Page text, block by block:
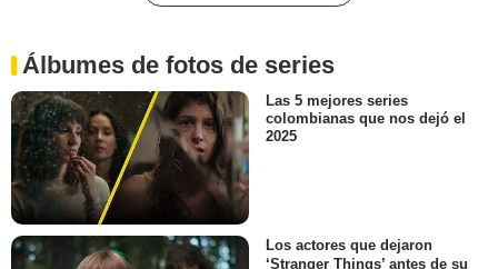
Álbumes de fotos de series
Las 5 mejores series
colombianas que nos dejó el
2025
Los actores que dejaron
‘Stranger Things’ antes de su